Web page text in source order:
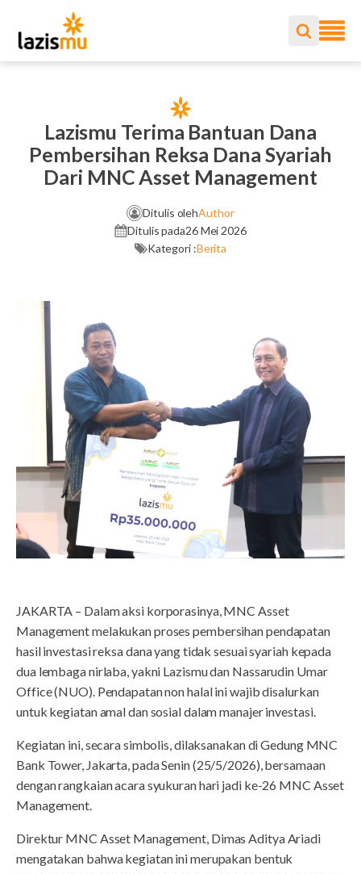
Lazismu Terima Bantuan Dana
Pembersihan Reksa Dana Syariah
Dari MNC Asset Management
Ditulis olehAuthor
Ditulis pada26 Mei 2026
Kategori :Berita
JAKARTA – Dalam aksi korporasinya, MNC Asset
Management melakukan proses pembersihan pendapatan
hasil investasi reksa dana yang tidak sesuai syariah kepada
dua lembaga nirlaba, yakni Lazismu dan Nassarudin Umar
Office (NUO). Pendapatan non halal ini wajib disalurkan
untuk kegiatan amal dan sosial dalam manajer investasi.
Kegiatan ini, secara simbolis, dilaksanakan di Gedung MNC
Bank Tower, Jakarta, pada Senin (25/5/2026), bersamaan
dengan rangkaian acara syukuran hari jadi ke-26 MNC Asset
Management.
Direktur MNC Asset Management, Dimas Aditya Ariadi
mengatakan bahwa kegiatan ini merupakan bentuk